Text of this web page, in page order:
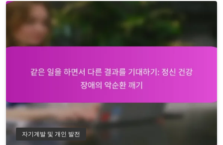
자기계발 및 개인 발전